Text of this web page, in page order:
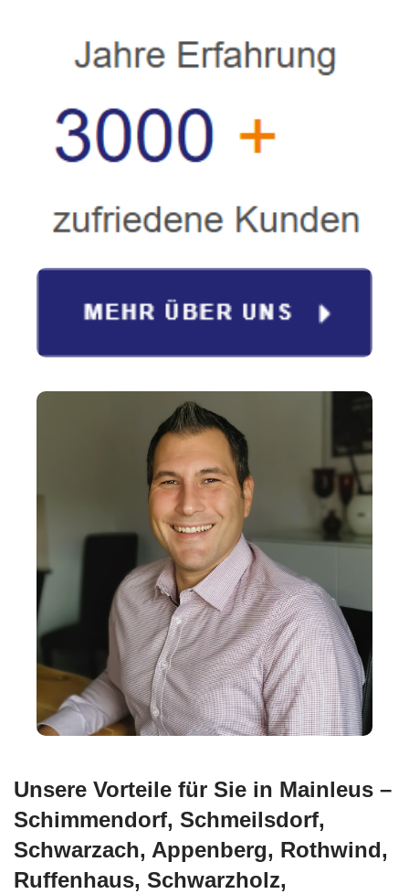
Unsere Vorteile für Sie in Mainleus –
Schimmendorf, Schmeilsdorf,
Schwarzach, Appenberg, Rothwind,
Ruffenhaus, Schwarzholz,